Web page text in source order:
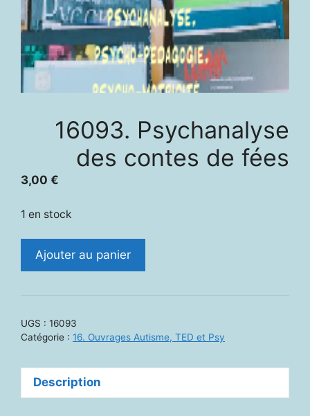
16093. Psychanalyse
des contes de fées
3,00 €
1 en stock
contes
fées
Ajouter au panier
UGS : 16093
Catégorie : 16. Ouvrages Autisme, TED et Psy
Description